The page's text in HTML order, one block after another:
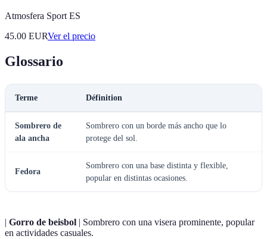
Atmosfera Sport ES
45.00 EURVer el precio
Glossario
Terme Définition
Sombrero de
ala ancha
Sombrero con un borde más ancho que lo
protege del sol.
Fedora
Sombrero con una base distinta y flexible,
popular en distintas ocasiones.
| Gorro de beisbol | Sombrero con una visera prominente, popular
en actividades casuales.